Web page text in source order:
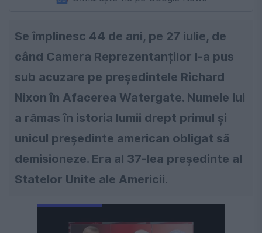
Se împlinesc 44 de ani, pe 27 iulie, de
când Camera Reprezentanților l-a pus
sub acuzare pe președintele Richard
Nixon în Afacerea Watergate. Numele lui
a rămas în istoria lumii drept primul și
unicul preşedinte american obligat să
demisioneze. Era al 37-lea preşedinte al
Statelor Unite ale Americii.